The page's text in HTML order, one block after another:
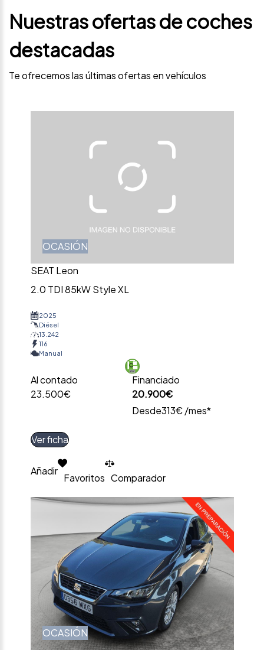
Nuestras ofertas de coches
destacadas
Te ofrecemos las últimas ofertas en vehículos
OCASIÓN
SEAT Leon
2.0 TDI 85kW Style XL
2025
Diésel
13.242
116
Manual
Al contado
23.500€
Financiado
20.900€
Desde313€ /mes*
Ver ficha
Añadir
Favoritos Comparador
OCASIÓN